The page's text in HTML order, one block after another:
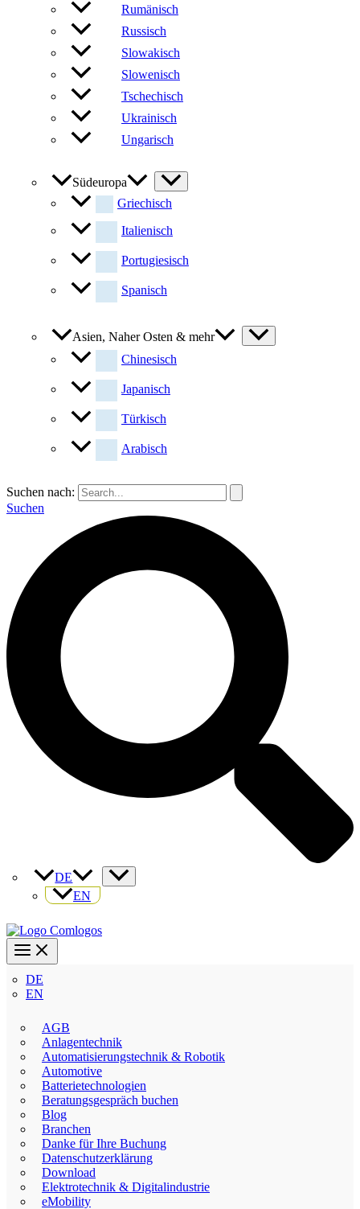
Rumänisch
Russisch
Slowakisch
Slowenisch
Tschechisch
Ukrainisch
Ungarisch
Südeuropa
Griechisch
Italienisch
Portugiesisch
Spanisch
Asien, Naher Osten & mehr
Chinesisch
Japanisch
Türkisch
Arabisch
Suchen nach:
Suchen
DE
EN
DE
EN
AGB
Anlagentechnik
Automatisierungstechnik & Robotik
Automotive
Batterietechnologien
Beratungsgespräch buchen
Blog
Branchen
Danke für Ihre Buchung
Datenschutzerklärung
Download
Elektrotechnik & Digitalindustrie
eMobility